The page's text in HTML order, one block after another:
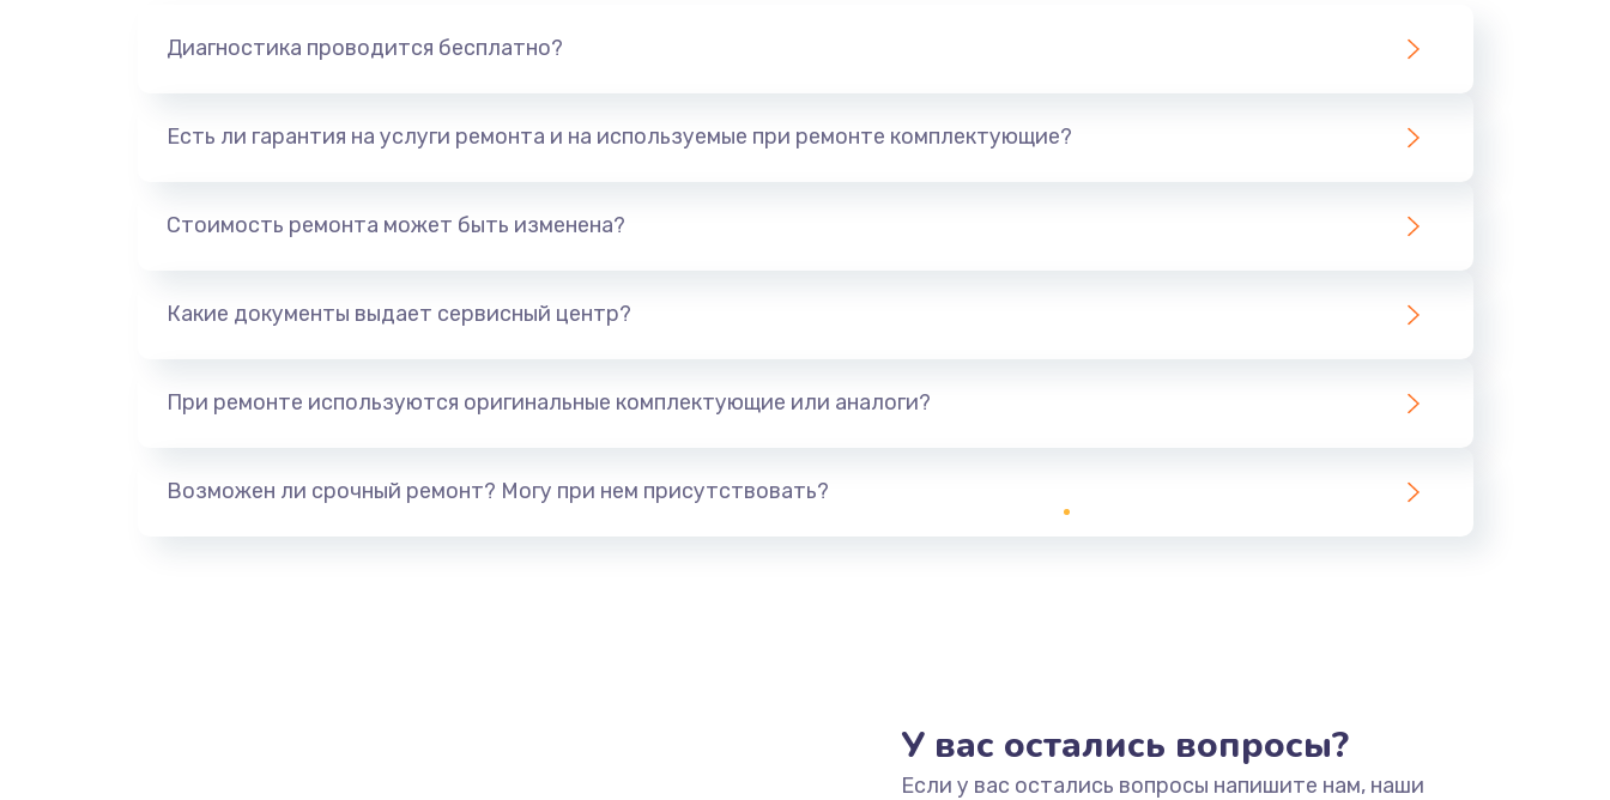
Диагностика проводится бесплатно?
Есть ли гарантия на услуги ремонта и на используемые при ремонте комплектующие?
Стоимость ремонта может быть изменена?
Какие документы выдает сервисный центр?
При ремонте используются оригинальные комплектующие или аналоги?
Возможен ли срочный ремонт? Могу при нем присутствовать?
У вас остались вопросы?
Если у вас остались вопросы напишите нам, наши